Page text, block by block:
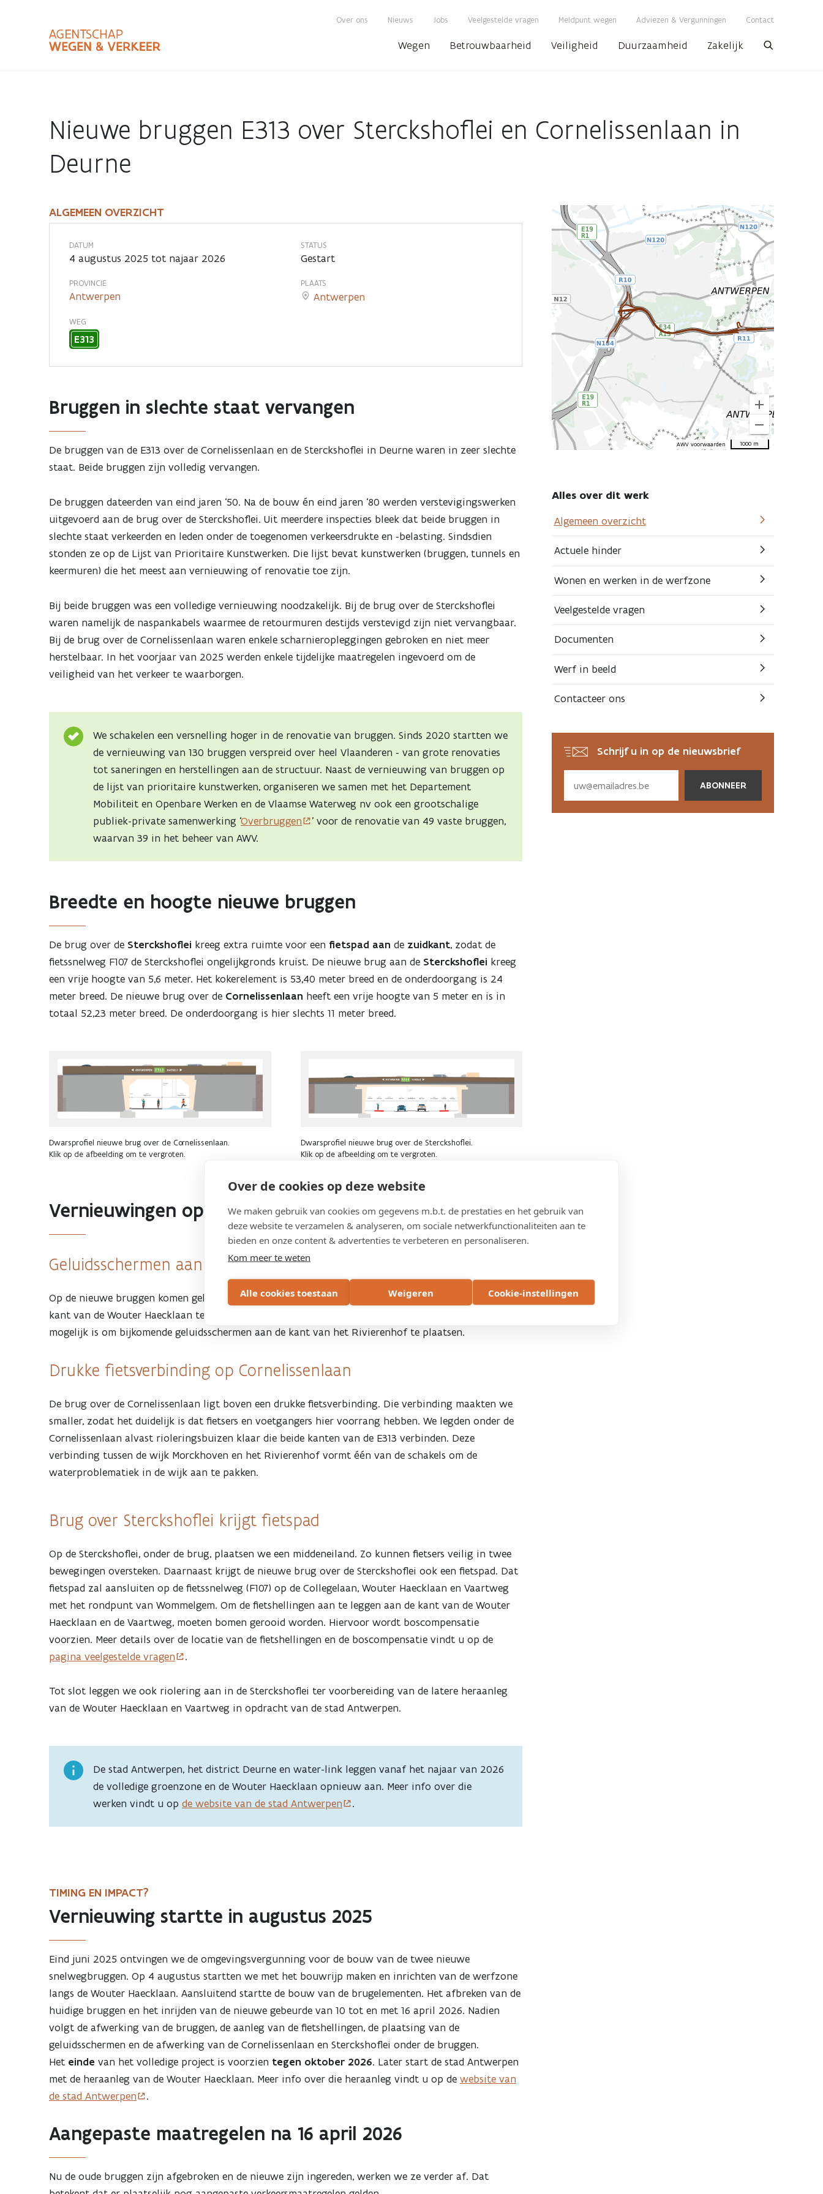
Over de cookies op deze website
We maken gebruik van cookies om gegevens m.b.t. de prestaties en het gebruik van
deze website te verzamelen & analyseren, om sociale netwerkfunctionaliteiten aan te
bieden en onze content & advertenties te verbeteren en personaliseren.
Kom meer te weten
Alle cookies toestaan Weigeren Cookie-instellingen
Over ons Nieuws Jobs Veelgestelde vragen Meldpunt wegen Adviezen & Vergunningen Contact
Wegen Betrouwbaarheid Veiligheid Duurzaamheid Zakelijk
Zoekbalk
Nieuwe bruggen E313 over Sterckshoflei en Cornelissenlaan in
Deurne
Nieuwe
bruggen
E313
over
Sterckshoflei
Cornelissenlaan
in
Deurne
ALGEMEEN OVERZICHT
DATUM
4 augustus 2025 tot najaar 2026
STATUS
Gestart
PROVINCIE
Antwerpen
PLAATS
Antwerpen
WEG
E313
Bruggen in slechte staat vervangen
De bruggen van de E313 over de Cornelissenlaan en de Sterckshoflei in Deurne waren in zeer slechte
staat. Beide bruggen zijn volledig vervangen.
De bruggen dateerden van eind jaren ‘50. Na de bouw én eind jaren ‘80 werden verstevigingswerken
uitgevoerd aan de brug over de Sterckshoflei. Uit meerdere inspecties bleek dat beide bruggen in
slechte staat verkeerden en leden onder de toegenomen verkeersdrukte en -belasting. Sindsdien
stonden ze op de Lijst van Prioritaire Kunstwerken. Die lijst bevat kunstwerken (bruggen, tunnels en
keermuren) die het meest aan vernieuwing of renovatie toe zijn.
Bij beide bruggen was een volledige vernieuwing noodzakelijk. Bij de brug over de Sterckshoflei
waren namelijk de naspankabels waarmee de retourmuren destijds verstevigd zijn niet vervangbaar.
Bij de brug over de Cornelissenlaan waren enkele scharnieropleggingen gebroken en niet meer
herstelbaar. In het voorjaar van 2025 werden enkele tijdelijke maatregelen ingevoerd om de
veiligheid van het verkeer te waarborgen.
We schakelen een versnelling hoger in de renovatie van bruggen. Sinds 2020 startten we
de vernieuwing van 130 bruggen verspreid over heel Vlaanderen - van grote renovaties
tot saneringen en herstellingen aan de structuur. Naast de vernieuwing van bruggen op
de lijst van prioritaire kunstwerken, organiseren we samen met het Departement
Mobiliteit en Openbare Werken en de Vlaamse Waterweg nv ook een grootschalige
publiek-private samenwerking ‘Overbruggen
’ voor de renovatie van 49 vaste bruggen,
waarvan 39 in het beheer van AWV.
Breedte en hoogte nieuwe bruggen
De brug over de Sterckshoflei kreeg extra ruimte voor een fietspad aan de zuidkant, zodat de
fietssnelweg F107 de Sterckshoflei ongelijkgronds kruist. De nieuwe brug aan de Sterckshoflei kreeg
een vrije hoogte van 5,6 meter. Het kokerelement is 53,40 meter breed en de onderdoorgang is 24
meter breed. De nieuwe brug over de Cornelissenlaan heeft een vrije hoogte van 5 meter en is in
totaal 52,23 meter breed. De onderdoorgang is hier slechts 11 meter breed.
Dwarsprofiel nieuwe brug over de Cornelissenlaan.
Klik op de afbeelding om te vergroten.
Dwarsprofiel nieuwe brug over de Sterckshoflei.
Klik op de afbeelding om te vergroten.
Vernieuwingen op en onder de bruggen
Geluidsschermen aan Wouter Haecklaan
Op de nieuwe bruggen komen geluidsschermen om de huidige openingen in de geluidsmuur aan de
kant van de Wouter Haecklaan te sluiten. De bruggen worden zo gebouwd dat het later nog
mogelijk is om bijkomende geluidsschermen aan de kant van het Rivierenhof te plaatsen.
Drukke fietsverbinding op Cornelissenlaan
De brug over de Cornelissenlaan ligt boven een drukke fietsverbinding. Die verbinding maakten we
smaller, zodat het duidelijk is dat fietsers en voetgangers hier voorrang hebben. We legden onder de
Cornelissenlaan alvast rioleringsbuizen klaar die beide kanten van de E313 verbinden. Deze
verbinding tussen de wijk Morckhoven en het Rivierenhof vormt één van de schakels om de
waterproblematiek in de wijk aan te pakken.
Brug over Sterckshoflei krijgt fietspad
Op de Sterckshoflei, onder de brug, plaatsen we een middeneiland. Zo kunnen fietsers veilig in twee
bewegingen oversteken. Daarnaast krijgt de nieuwe brug over de Sterckshoflei ook een fietspad. Dat
fietspad zal aansluiten op de fietssnelweg (F107) op de Collegelaan, Wouter Haecklaan en Vaartweg
met het rondpunt van Wommelgem. Om de fietshellingen aan te leggen aan de kant van de Wouter
Haecklaan en de Vaartweg, moeten bomen gerooid worden. Hiervoor wordt boscompensatie
voorzien. Meer details over de locatie van de fietshellingen en de boscompensatie vindt u op de
pagina veelgestelde vragen
.
Tot slot leggen we ook riolering aan in de Sterckshoflei ter voorbereiding van de latere heraanleg
van de Wouter Haecklaan en Vaartweg in opdracht van de stad Antwerpen.
De stad Antwerpen, het district Deurne en water-link leggen vanaf het najaar van 2026
de volledige groenzone en de Wouter Haecklaan opnieuw aan. Meer info over die
werken vindt u op de website van de stad Antwerpen .
TIMING EN IMPACT?
Vernieuwing startte in augustus 2025
Eind juni 2025 ontvingen we de omgevingsvergunning voor de bouw van de twee nieuwe
snelwegbruggen. Op 4 augustus startten we met het bouwrijp maken en inrichten van de werfzone
langs de Wouter Haecklaan. Aansluitend startte de bouw van de brugelementen. Het afbreken van de
huidige bruggen en het inrijden van de nieuwe gebeurde van 10 tot en met 16 april 2026. Nadien
volgt de afwerking van de bruggen, de aanleg van de fietshellingen, de plaatsing van de
geluidsschermen en de afwerking van de Cornelissenlaan en Sterckshoflei onder de bruggen.
Het einde van het volledige project is voorzien tegen oktober 2026. Later start de stad Antwerpen
met de heraanleg van de Wouter Haecklaan. Meer info over die heraanleg vindt u op de website van
de stad Antwerpen
.
Aangepaste maatregelen na 16 april 2026
Nu de oude bruggen zijn afgebroken en de nieuwe zijn ingereden, werken we ze verder af. Dat
AWV
map
displaying
location
this
road
work
add
remove
AWV voorwaarden 1000 m
Alles over dit werk
Algemeen overzicht
Actuele hinder
Wonen en werken in de werfzone
Veelgestelde vragen
Documenten
Werf in beeld
Contacteer ons
Schrijf u in op de nieuwsbrief
via
email